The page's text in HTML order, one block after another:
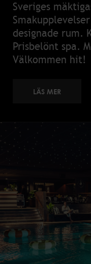
Sveriges
designade rum.
Prisbelönt spa.
Välkommen hit!
LÄS MER